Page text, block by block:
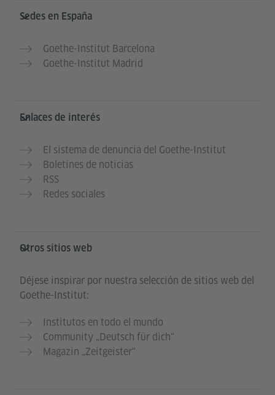
Service- und Informationsbereich
Sedes en España
Goethe-Institut Barcelona
Goethe-Institut Madrid
Enlaces de interés
El sistema de denuncia del Goethe-Institut
Boletines de noticias
RSS
Redes sociales
Otros sitios web
Déjese inspirar por nuestra selección de sitios web del
Goethe-Institut:
Institutos en todo el mundo
Community „Deutsch für dich“
Magazin „Zeitgeister“